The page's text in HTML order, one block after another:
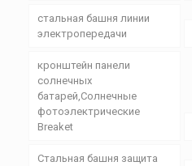
стальная башня линии
электропередачи
кронштейн панели
солнечных
батарей,Солнечные
фотоэлектрические
Breaket
Стальная башня защита